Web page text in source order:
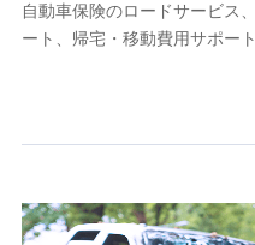
11.マイカー通勤管理ク
をお送りするため
分析するため
当社の対応品質向上やお問
自動車保険のロードサービス
ート、帰宅・移動費用サポー